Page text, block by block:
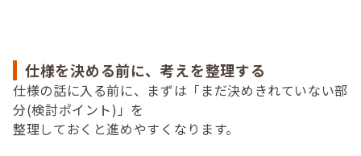
仕様を決める前に、考えを整理する
仕様の話に入る前に、まずは「まだ決めきれていない部
分(検討ポイント)」を
整理しておくと進めやすくなります。